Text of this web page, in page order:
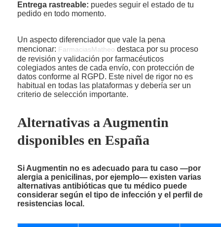
Entrega rastreable: puedes seguir el estado de tu
pedido en todo momento.
Un aspecto diferenciador que vale la pena
mencionar: FarmaciasMatheo destaca por su proceso
de revisión y validación por farmacéuticos
colegiados antes de cada envío, con protección de
datos conforme al RGPD. Este nivel de rigor no es
habitual en todas las plataformas y debería ser un
criterio de selección importante.
Alternativas a Augmentin
disponibles en España
Si Augmentin no es adecuado para tu caso —por
alergia a penicilinas, por ejemplo— existen varias
alternativas antibióticas que tu médico puede
considerar según el tipo de infección y el perfil de
resistencias local.